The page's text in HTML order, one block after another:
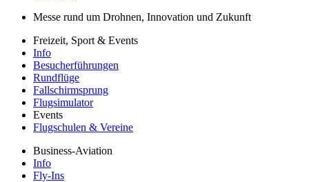
Messe rund um Drohnen, Innovation und Zukunft
Freizeit, Sport & Events
Info
Besucherführungen
Rundflüge
Fallschirmsprung
Flugsimulator
Events
Flugschulen & Vereine
Business-Aviation
Info
Fly-Ins